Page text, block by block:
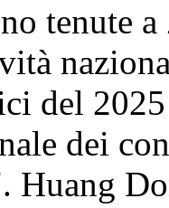
tenute
del
dei
Huang